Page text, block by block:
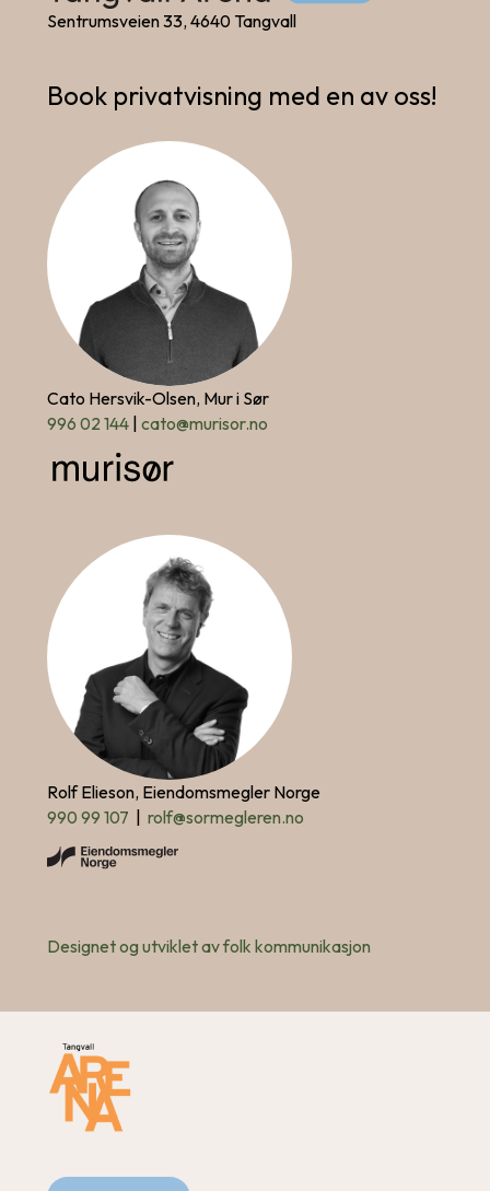
Sentrumsveien 33, 4640 Tangvall
Book privatvisning med en av oss!
Cato Hersvik-Olsen, Mur i Sør
996 02 144 |cato@murisor.no
Rolf Elieson, Eiendomsmegler Norge
990 99 107 |rolf@sormegleren.no
Designet og utviklet av folk kommunikasjon